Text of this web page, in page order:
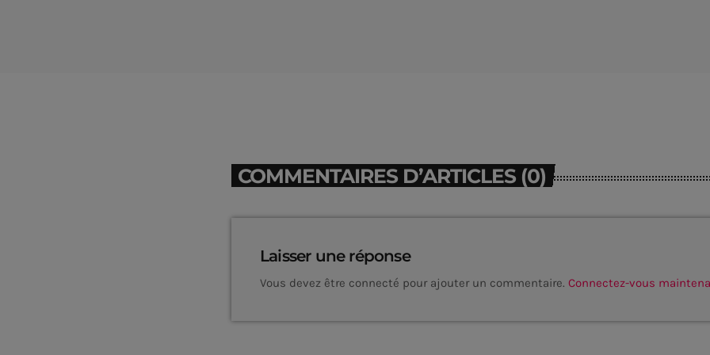
COMMENTAIRES D’ARTICLES (0)
Laisser une réponse
Vous devez être connecté pour ajouter un commentaire. Connectez-vous